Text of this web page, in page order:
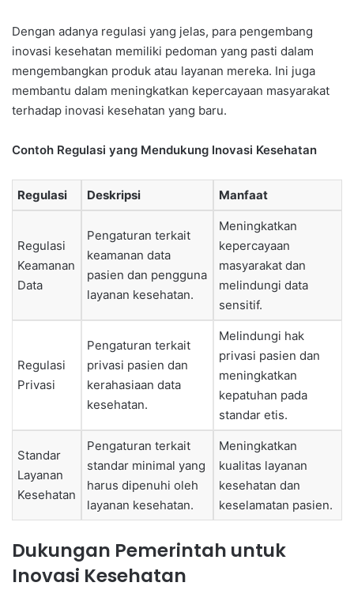
Dengan adanya regulasi yang jelas, para pengembang
inovasi kesehatan memiliki pedoman yang pasti dalam
mengembangkan produk atau layanan mereka. Ini juga
membantu dalam meningkatkan kepercayaan masyarakat
terhadap inovasi kesehatan yang baru.
Contoh Regulasi yang Mendukung Inovasi Kesehatan
Regulasi Deskripsi Manfaat
Regulasi
Keamanan
Data
Pengaturan terkait
keamanan data
pasien dan pengguna
layanan kesehatan.
Meningkatkan
kepercayaan
masyarakat dan
melindungi data
sensitif.
Regulasi
Privasi
Pengaturan terkait
privasi pasien dan
kerahasiaan data
kesehatan.
Melindungi hak
privasi pasien dan
meningkatkan
kepatuhan pada
standar etis.
Standar
Layanan
Kesehatan
Pengaturan terkait
standar minimal yang
harus dipenuhi oleh
layanan kesehatan.
Meningkatkan
kualitas layanan
kesehatan dan
keselamatan pasien.
Dukungan Pemerintah untuk
Inovasi Kesehatan